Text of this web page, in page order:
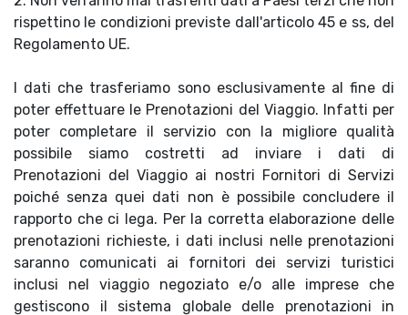
rispettino le condizioni previste dall'articolo 45 e ss, del
Regolamento UE.
I dati che trasferiamo sono esclusivamente al fine di
poter effettuare le Prenotazioni del Viaggio. Infatti per
poter completare il servizio con la migliore qualità
possibile siamo costretti ad inviare i dati di
Prenotazioni del Viaggio ai nostri Fornitori di Servizi
poiché senza quei dati non è possibile concludere il
rapporto che ci lega. Per la corretta elaborazione delle
prenotazioni richieste, i dati inclusi nelle prenotazioni
saranno comunicati ai fornitori dei servizi turistici
inclusi nel viaggio negoziato e/o alle imprese che
gestiscono il sistema globale delle prenotazioni in